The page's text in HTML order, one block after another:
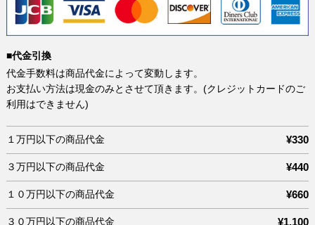
■代金引換
代金手数料は商品代金によって変動します。
お支払い方法は現金のみとさせて頂きます。(クレジットカードのご
利用はできません)
１万円以下の商品代金 ¥330
３万円以下の商品代金 ¥440
１０万円以下の商品代金 ¥660
３０万円以下の商品代金 ¥1,100